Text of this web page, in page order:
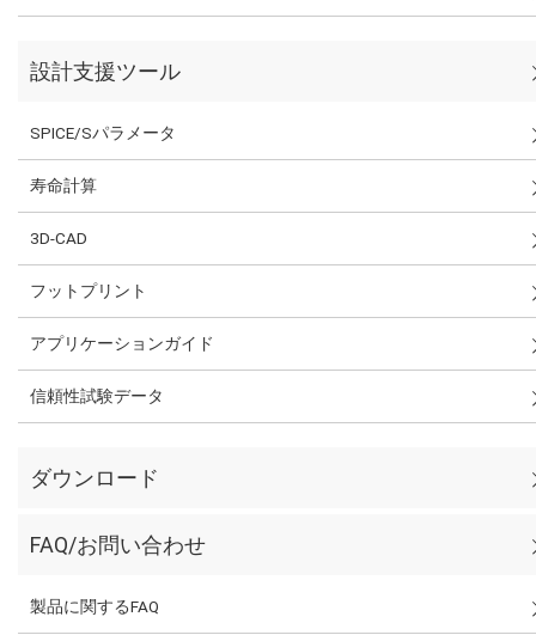
設計支援ツール
SPICE/Sパラメータ
寿命計算
3D-CAD
フットプリント
アプリケーションガイド
信頼性試験データ
ダウンロード
FAQ/お問い合わせ
製品に関するFAQ